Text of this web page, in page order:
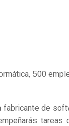
500
fabricante de